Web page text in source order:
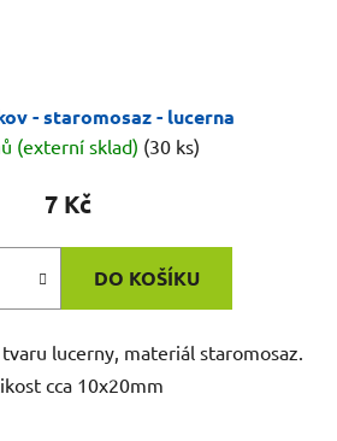
- staromosaz - lucerna
(externí sklad) (30 ks)
7 Kč
DO KOŠÍKU
lucerny, materiál staromosaz.
cca 10x20mm